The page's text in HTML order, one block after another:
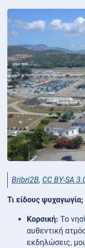
Bribri2B, CC BY-SA
Τι είδους ψυχαγωγία;
Κορσική: Το
αυθεντική
εκδηλώσεις,